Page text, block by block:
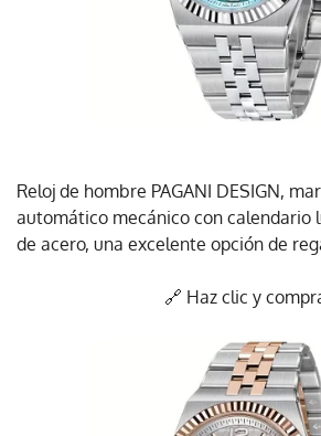
Reloj de hombre PAGANI DESIGN,
automático mecánico con calendario
de acero, una excelente opción de
🔗 Haz clic y